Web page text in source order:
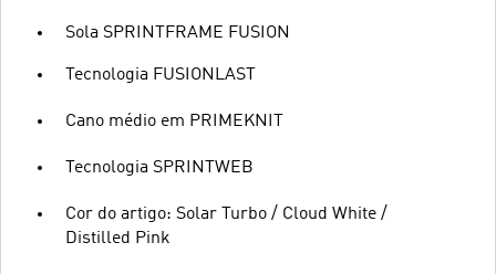
Sola SPRINTFRAME FUSION
Tecnologia FUSIONLAST
Cano médio em PRIMEKNIT
Tecnologia SPRINTWEB
Cor do artigo: Solar Turbo / Cloud White /
Distilled Pink